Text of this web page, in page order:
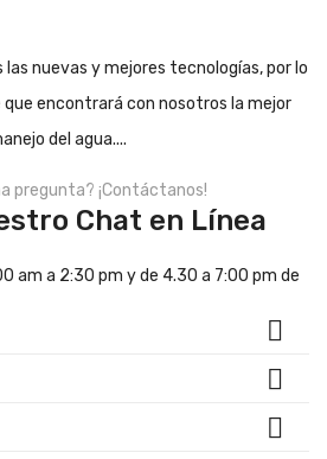
las nuevas y mejores tecnologías, por lo
encontrará con nosotros la mejor
del agua....
pregunta? ¡Contáctanos!
Chat en Línea
am a 2:30 pm y de 4.30 a 7:00 pm de


